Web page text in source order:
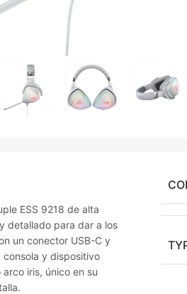
ESS 9218 de alta
detallado para dar a los
un conector USB-C y
consola y dispositivo
iris, único en su